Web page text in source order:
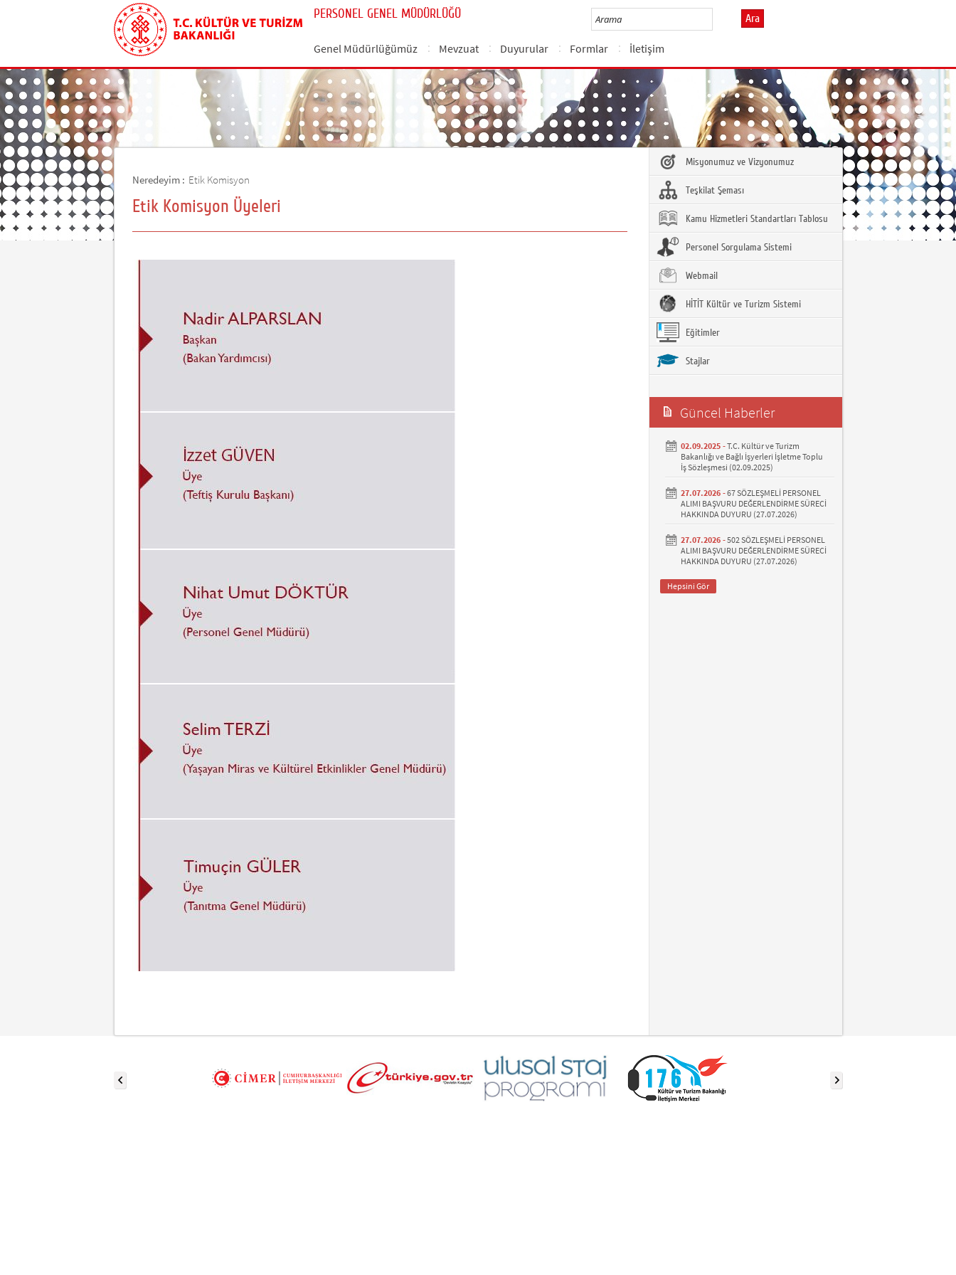
PERSONEL GENEL MÜDÜRLÜĞÜ Ara
Genel Müdürlüğümüz Mevzuat Duyurular Formlar İletişim
Neredeyim : Etik Komisyon
Etik Komisyon Üyeleri
Misyonumuz ve Vizyonumuz
Teşkilat Şeması
Kamu Hizmetleri Standartları Tablosu
Personel Sorgulama Sistemi
Webmail
HİTİT Kültür ve Turizm Sistemi
Eğitimler
Stajlar
Güncel Haberler
02.09.2025 -T.C. Kültür ve Turizm
Bakanlığı ve Bağlı İşyerleri İşletme Toplu
İş Sözleşmesi (02.09.2025)
27.07.2026 -67 SÖZLEŞMELİ PERSONEL
ALIMI BAŞVURU DEĞERLENDİRME SÜRECİ
HAKKINDA DUYURU (27.07.2026)
27.07.2026 -502 SÖZLEŞMELİ PERSONEL
ALIMI BAŞVURU DEĞERLENDİRME SÜRECİ
HAKKINDA DUYURU (27.07.2026)
Hepsini Gör